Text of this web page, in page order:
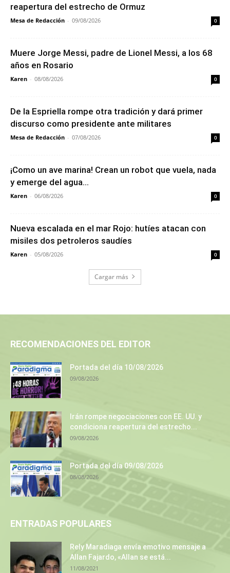
reapertura del estrecho de Ormuz
Mesa de Redacción - 09/08/2026 0
Muere Jorge Messi, padre de Lionel Messi, a los 68
años en Rosario
Karen - 08/08/2026 0
De la Espriella rompe otra tradición y dará primer
discurso como presidente ante militares
Mesa de Redacción - 07/08/2026 0
¡Como un ave marina! Crean un robot que vuela, nada
y emerge del agua...
Karen - 06/08/2026 0
Nueva escalada en el mar Rojo: hutíes atacan con
misiles dos petroleros saudíes
Karen - 05/08/2026 0
Cargar más
RECOMENDACIONES DEL EDITOR
Portada del día 10/08/2026
09/08/2026
Irán rompe negociaciones con EE. UU. y
condiciona reapertura del estrecho...
09/08/2026
Portada del día 09/08/2026
08/08/2026
ENTRADAS POPULARES
Rely Maradiaga envía emotivo mensaje a
Allan Fajardo, «Allan se está...
11/08/2021